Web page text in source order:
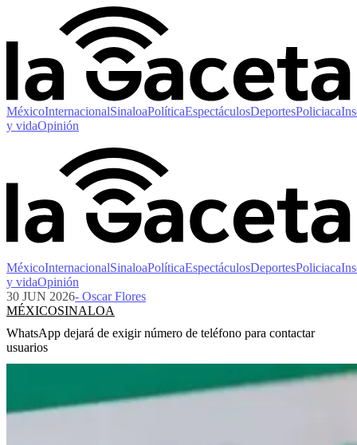
MéxicoInternacionalSinaloaPolíticaEspectáculosDeportesPoliciaca
y vidaOpinión
MéxicoInternacionalSinaloaPolíticaEspectáculosDeportesPoliciaca
y vidaOpinión
30 JUN 2026- Oscar Flores
MÉXICOSINALOA
WhatsApp dejará de exigir número de teléfono para contactar
usuarios